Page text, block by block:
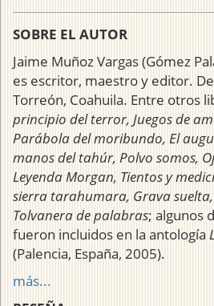
SOBRE EL AUTOR
Jaime Muñoz Vargas (Gómez
es escritor, maestro y editor.
Torreón, Coahuila. Entre otros
principio del terror, Juegos de
Parábola del moribundo, El
manos del tahúr, Polvo somos,
Leyenda Morgan, Tientos y
sierra tarahumara, Grava
Tolvanera de palabras; algunos
fueron incluidos en la antología
(Palencia, España, 2005).
más...